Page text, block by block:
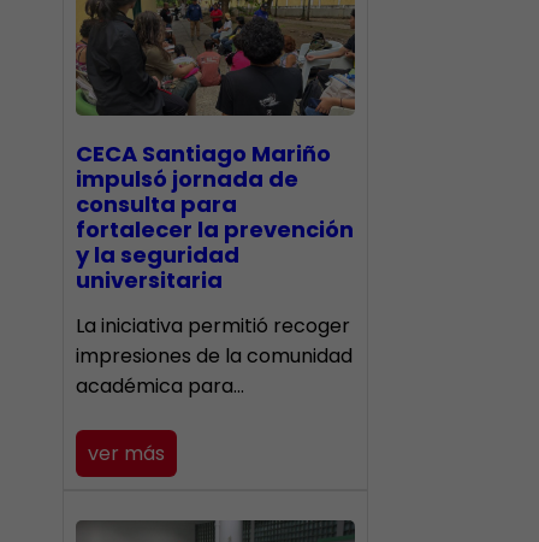
CECA Santiago Mariño
impulsó jornada de
consulta para
fortalecer la prevención
y la seguridad
universitaria
La iniciativa permitió recoger
impresiones de la comunidad
académica para…
ver más